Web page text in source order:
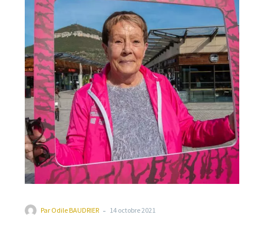
il se construire dans la
cité du gant en l’espace
d’un mandat électoral ?
Constat actuel,
difficultés et analyse. En
fin d’article merci de
répondre au bref
questionnaire-sondage
pour déterminer quelles
peuvent être selon vous
les priorités à réaliser en
terme de voies cyclables.
Par Odile BAUDRIER - 14 octobre 2021